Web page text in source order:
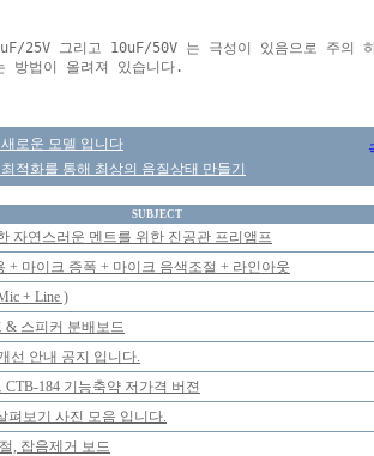
25V 그리고 10uF/50V 는 극성이 있음으로 주의
로운 모델 입니다
적화를 통해 최상의 음질상태 만들기
SUBJECT
자연스러운 멘트를 위한 진공관 프리앰프
+ 마이크 증폭 + 마이크 음색조절 + 라인아웃
+ Line )
& 스피커 분배보드
선 안내 공지 입니다.
184 기능축약 저가격 버젼
펴보기 사진 모음 입니다.
, 잡음제거 보드